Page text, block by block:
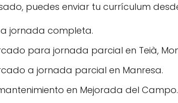
puedes enviar tu currículum
jornada completa.
para jornada parcial en Teià,
a jornada parcial en Manresa.
en Mejorada del Campo.